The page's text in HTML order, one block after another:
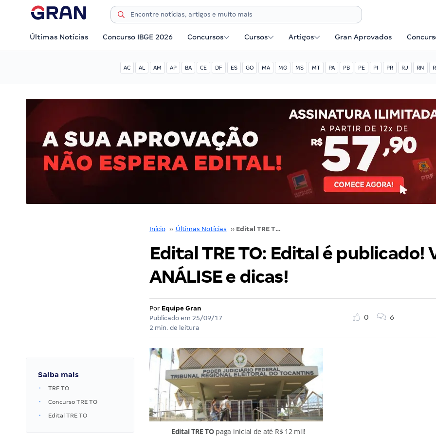
Últimas Notícias Concurso IBGE 2026 Concursos Cursos Artigos Gran Aprovados
AC AL AM AP BA CE DF ES GO MA MG MS MT PA PB PE PI PR RJ RN
Início ›› Últimas Notícias ›› Edital TRE TO: Edital é publicado! Veja ANÁLISE e dicas!
Edital TRE TO: Edital é publicado!
ANÁLISE e dicas!
Por Equipe Gran
Publicado em 25/09/17
2 min. de leitura
0 6
Saiba mais
TRE TO
Concurso TRE TO
Edital TRE TO
Edital TRE TOpaga inicial de até R$ 12 mil!